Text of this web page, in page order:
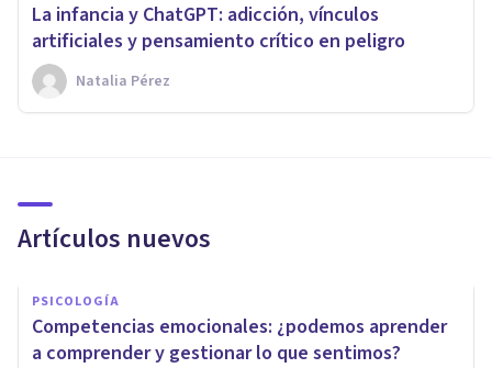
La infancia y ChatGPT: adicción, vínculos
artificiales y pensamiento crítico en peligro
Natalia Pérez
Artículos nuevos
PSICOLOGÍA
Competencias emocionales: ¿podemos aprender
a comprender y gestionar lo que sentimos?